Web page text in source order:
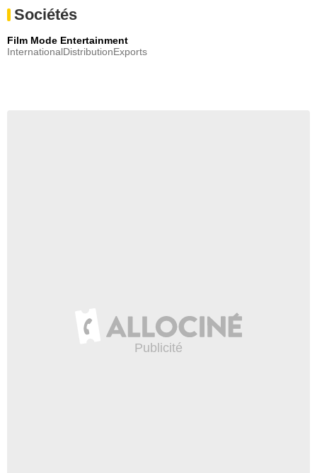
Sociétés
Film Mode Entertainment
InternationalDistributionExports